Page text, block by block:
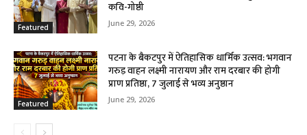
Featured
कवि-गोष्ठी
June 29, 2026
Featured
पटना के बैकटपुर में ऐतिहासिक धार्मिक उत्सव: भगवान
गरुड़ वाहन लक्ष्मी नारायण और राम दरबार की होगी
प्राण प्रतिष्ठा, 7 जुलाई से भव्य अनुष्ठान
June 29, 2026